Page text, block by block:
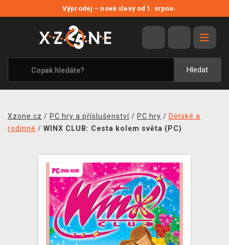
Výprodej – nové slevy od 1. srpna›
Hledat
VÝPRODEJ
VIDEOHRY
XZONE ORIGINALS
TÉMATIKY
MERCHANDISE
KONTAKT
PRODEJNY
DOPRAVA
Xzone.cz / PC hry a příslušenství / PC hry / Dětské a
rodinné / WINX CLUB: Cesta kolem světa (PC)